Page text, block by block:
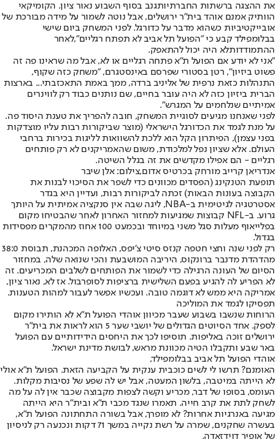
את ההצגה ברשתות החברתיותגנב בסוף השבוע נאור ציון. הקומיקאי
הוותיק אמנם אוהד בית"ר ירושלים, אבל נוטה לשמור על מידה מבורכת של
אובייקטיביות כשהוא מדבר על כדורגל. לפני המשחק ביום שישי
בבלומפילד קבע כי "הפועל תל אביב לא תפתח רגליים",לאחר
ההתמודדותלא היה יכול להתאפק.
"אני לא יודע אם הפועל ת"א פתחה רגליים או לא, אבל מה שראינו פה זה
פשוט ביזיון", רטן בסטורי שפרסם באינסטגרם, "משחק כזה שקוף,
התנהלות כזאת נרפית של אליניב ברדה, ממך באמת התאכזבתי... בארצות
הברית ביזיון כזה לא היה עובר בחיים, שם נותנים כבוד רק לווינרים
אמיתיים שנלחמים על המגרש".
לפני שאנחנו מגיעים לסוגיית המשחק, חובה להפריך את טענת היסוד פה.
על מנת לגמד את הכדורגל הישראלי (מוצר שביקורות רבות עליו מוצדקות
בפני עצמן), הפיתרון הקל הוא ללכת להשוואות לליגות בכירות ברחבי
העולם. אלא שציון נפל למלכודת, משום שהאמריקנים לא רק פותחים
רגליים - הם אפילו מקדשים את זה בגלל השיטה.
אנדריאן קרייב מורחק בכרטיס אדום,צילום: אלן שיבר
תופעת הטנקינג (הפסדים מכוונים כדי לשפר את הסיכוי לבנות את
הקבוצה בעונות הבאות) זכתה לביקורות רבות, ועדיין היא בגדר
אסטרטגיה לגיטימית ב-NBA, ליגה שבה אין סנקציה אמיתית על היותך
גרוע. ב-NFL קבוצות שמגיעות למחזור האחרון לאחר שהבטיחו מקום
בפלייאוף מעלות סגל משני במיוחד ובכמעט 100 אחוז מהמקרים מפסידות
בגדול.
רק לפני שנה וחצי חטפה קנזס סיטי צ'יפס, האלופה המכהנת, תבוסת 38:0
מהדהדת מדנבר ברונקוס, היריבה המושבעת והכי שנואה שלה, במחזור
הסיום של העונה הרגילה כדי לשמור את הפותחים לשלבים המכריעים. זה
לא הפריע לה להגיע בפעם השלישית ברציפות לסופרבול. אז לא, נאור ציון,
אמריקה היא ממש לא דוגמה טובה. ועכשיו אפשר לעבור למהות הטענות.
תפסיקו לגמד את המוליכה
הרוחות שנשבו בשבוע שעבר מכיוון אוהדי הפועל ת"א לא הותירו מקום
לספק. אחד הסיוטים הגדולים של יושבי שער 5 הוא לראות את בית"ר
ירושלים זוכה באליפות. תוסיפו לכך את היחסים הידידותיים עם הפועל
באר שבע ותקבלו הטיה מכוונת מראש, לבושת מדינת ישראל.
אוהדי הפועל תל אביב בבלומפילד,
האומנם? תרשו לי לשים כוכבית ענקית על הקביעה הזאת. הפועל ת"א אולי
לא הייתה במיטבה, בלשון המעטה, אבל יש לה שפע של נסיבות מקלות.
העומס, בסופו של דבר, מכריע וקשה לצפות מקבוצה שכבר אין לה על מה
לשחק לתת את קרב חייה. תאמרו שנגד מכבי ת"א ובית"ר היא הייתה
מגיעה באנרגיות אחרות? לא מופרך, אבל בשורה התחתונה הפועל ת"א,
בעשרה שחקנים, שמרה על רשת נקייה במשך 71 דקות ונכנעה רק לניסיון
של אופיר דוידזאדה.